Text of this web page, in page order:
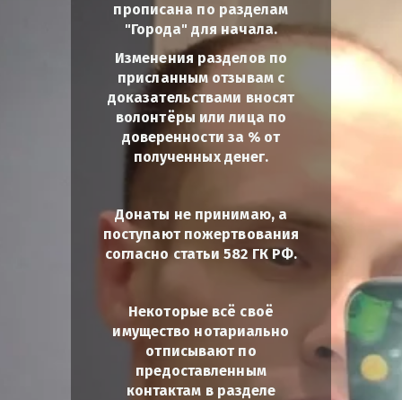
прописана по разделам
"Города" для начала.
Изменения разделов по
присланным отзывам с
доказательствами вносят
волонтёры или лица по
доверенности за % от
полученных денег.
Донаты не принимаю, а
поступают пожертвования
согласно статьи 582 ГК РФ.
Некоторые всё своё
имущество нотариально
отписывают по
предоставленным
контактам в разделе